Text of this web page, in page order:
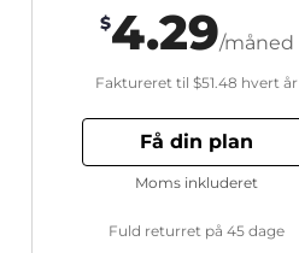
$4.29/måned
Faktureret til $51.48 hvert år
Få din plan
Fuld returret på 45 dage
Moms inkluderet